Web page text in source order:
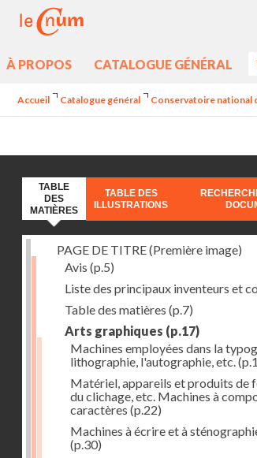
À PROPOS CATALOGUE GÉNÉRAL
Accueil Catalogue général Conservatoire national
TABLE
DES
MATIÈRES
TABLE DES
ILLUSTRATIONS
PAGE DE TITRE (Première image)
Avis (p.5)
Liste des principaux inventeurs et
Table des matières (p.7)
Arts graphiques (p.17)
Machines employées dans la
lithographie, l'autographie, etc.
Matériel, appareils et produits de
du clichage, etc. Machines à
caractères (p.22)
Machines à écrire et à
(p.30)